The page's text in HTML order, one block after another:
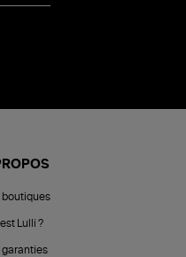
boutiques
Lulli ?
garanties